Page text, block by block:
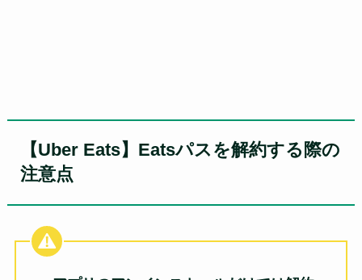
【Uber Eats】Eatsパスを解約する際の
注意点